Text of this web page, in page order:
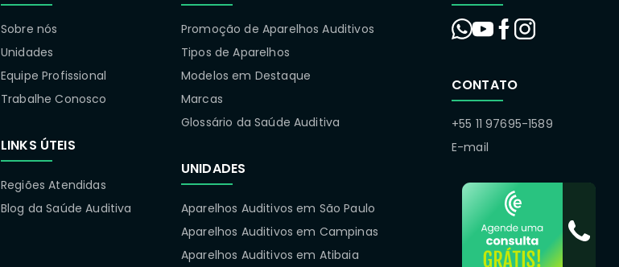
Sobre nós
Unidades
Equipe Profissional
Trabalhe Conosco
LINKS ÚTEIS
Regiões Atendidas
Blog da Saúde Auditiva
Promoção de Aparelhos Auditivos
Tipos de Aparelhos
Modelos em Destaque
Marcas
Glossário da Saúde Auditiva
UNIDADES
Aparelhos Auditivos em São Paulo
Aparelhos Auditivos em Campinas
Aparelhos Auditivos em Atibaia
CONTATO
+55 11 97695-1589
E-mail